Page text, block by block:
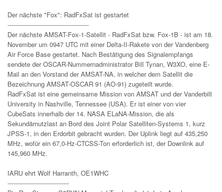
Der nächste "Fox": RadFxSat ist gestartet
-----------------------------------------
Der nächste AMSAT-Fox-1-Satellit - RadFxSat bzw. Fox-1B - ist am 18.
November um 0947 UTC mit einer Delta-II-Rakete von der Vandenberg
Air Force Base gestartet. Nach Bestätigung des Signalempfangs
sendete der OSCAR-Nummernadministrator Bill Tynan, W3XO, eine E-
Mail an den Vorstand der AMSAT-NA, in welcher dem Satellit die
Bezeichnung AMSAT-OSCAR 91 (AO-91) zugeteilt wurde.
RadFxSat ist eine gemeinsame Mission von AMSAT und der Vanderbilt
University in Nashville, Tennessee (USA). Er ist einer von vier
CubeSats innerhalb der 14. NASA ELaNA-Mission, die als
Sekundärnutzlast an Bord des Joint Polar Satelliten-Systems 1, kurz
JPSS-1, in den Erdorbit gebracht wurden. Der Uplink liegt auf 435,250
MHz, wofür ein 67,0-Hz-CTCSS-Ton erforderlich ist, der Downlink auf
145,960 MHz.
IARU ehrt Wolf Harranth, OE1WHC
-------------------------------